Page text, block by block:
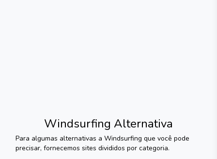
Windsurfing Alternativa
Para algumas alternativas a Windsurfing que você pode
precisar, fornecemos sites divididos por categoria.